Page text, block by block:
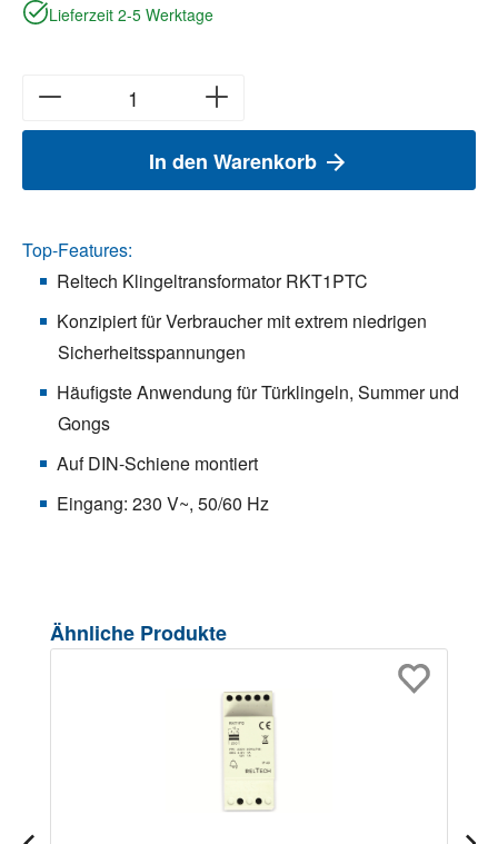
Lieferzeit 2-5 Werktage
In den Warenkorb
Top-Features:
Reltech Klingeltransformator RKT1PTC
Konzipiert für Verbraucher mit extrem niedrigen
Sicherheitsspannungen
Häufigste Anwendung für Türklingeln, Summer und
Gongs
Auf DIN-Schiene montiert
Eingang: 230 V~, 50/60 Hz
Produktgalerie überspringen
Ähnliche Produkte